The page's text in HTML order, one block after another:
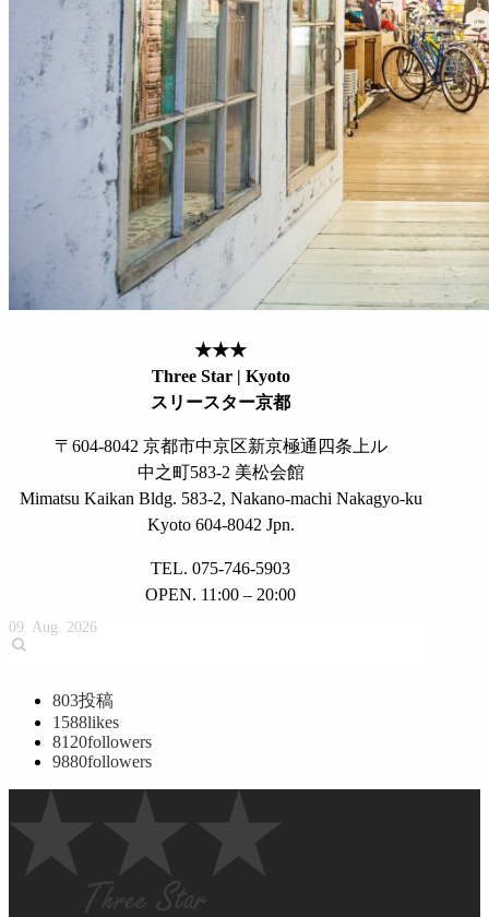
★★★
Three Star | Kyoto
スリースター京都
〒604-8042 京都市中京区新京極通四条上ル
中之町583-2 美松会館
Mimatsu Kaikan Bldg. 583-2, Nakano-machi Nakagyo-ku
Kyoto 604-8042 Jpn.
TEL. 075-746-5903
OPEN. 11:00 – 20:00
09. Aug. 2026
803投稿
1588likes
8120followers
9880followers